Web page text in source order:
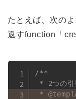
たとえば、次の
返すfunction「
/**
* 2つの引
*